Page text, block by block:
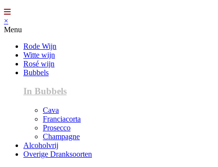
×
Menu
Rode Wijn
Witte wijn
Rosé wijn
Bubbels
In Bubbels
Cava
Franciacorta
Prosecco
Champagne
Alcoholvrij
Overige Dranksoorten